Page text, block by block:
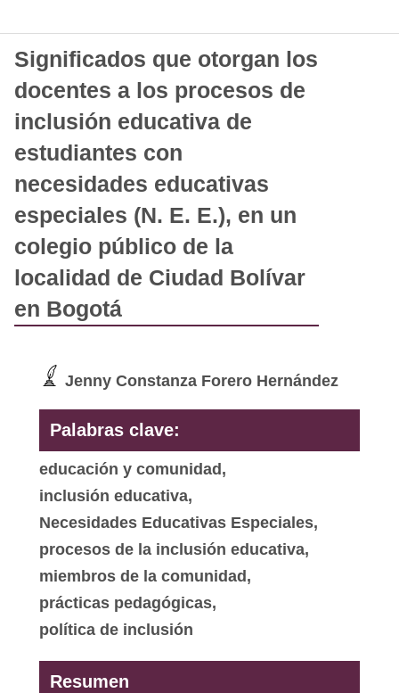
Significados que otorgan los
docentes a los procesos de
inclusión educativa de
estudiantes con
necesidades educativas
especiales (N. E. E.), en un
colegio público de la
localidad de Ciudad Bolívar
en Bogotá
Jenny Constanza Forero Hernández
Palabras clave:
educación y comunidad,
inclusión educativa,
Necesidades Educativas Especiales,
procesos de la inclusión educativa,
miembros de la comunidad,
prácticas pedagógicas,
política de inclusión
Resumen